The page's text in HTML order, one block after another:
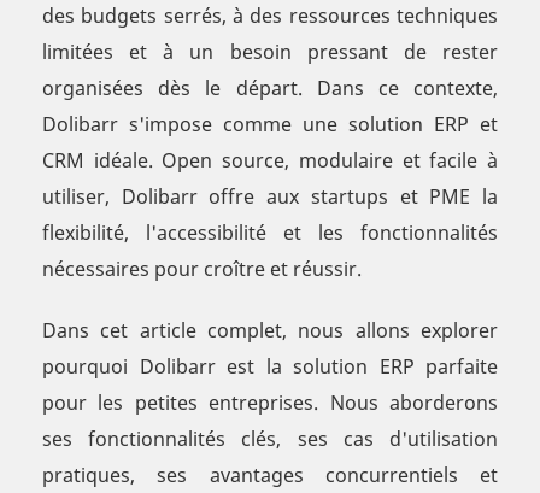
des budgets serrés, à des ressources techniques
limitées et à un besoin pressant de rester
organisées dès le départ. Dans ce contexte,
Dolibarr s'impose comme une solution ERP et
CRM idéale. Open source, modulaire et facile à
utiliser, Dolibarr offre aux startups et PME la
flexibilité, l'accessibilité et les fonctionnalités
nécessaires pour croître et réussir.
Dans cet article complet, nous allons explorer
pourquoi Dolibarr est la solution ERP parfaite
pour les petites entreprises. Nous aborderons
ses fonctionnalités clés, ses cas d'utilisation
pratiques, ses avantages concurrentiels et